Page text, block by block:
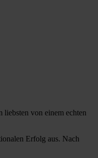
liebsten von einem echten
Erfolg aus. Nach